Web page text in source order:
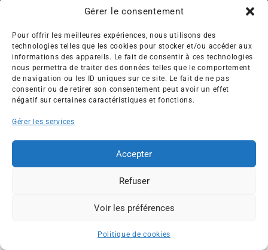
Gérer le consentement
Pour offrir les meilleures expériences, nous utilisons des
technologies telles que les cookies pour stocker et/ou accéder aux
informations des appareils. Le fait de consentir à ces technologies
nous permettra de traiter des données telles que le comportement
de navigation ou les ID uniques sur ce site. Le fait de ne pas
consentir ou de retirer son consentement peut avoir un effet
négatif sur certaines caractéristiques et fonctions.
Gérer les services
Accepter
Refuser
Voir les préférences
Politique de cookies
Créée en 1992, l’association française des Entreprises pour
l’Environnement (EPE) rassemble une soixantaine de grandes
entreprises françaises et internationales de tous les secteurs
de l’économie, afin de collaborer à leur transformation face
aux enjeux d’une transition écologique intégrée.
Travaux & Publications
Presse
Contacts
©2026 EPE
ESPACE MEMBRES